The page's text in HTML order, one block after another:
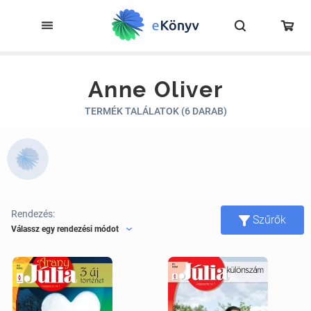
Anne Oliver
TERMÉK TALÁLATOK (6 DARAB)
Rendezés:
Válassz egy rendezési módot
Szűrők